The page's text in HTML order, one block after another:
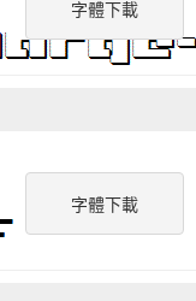
字體下載
字體下載